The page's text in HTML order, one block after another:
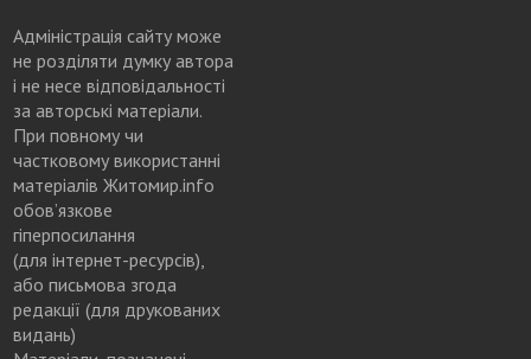
Адміністрація сайту може
не розділяти думку автора
і не несе відповідальності
за авторські матеріали.
При повному чи
частковому використанні
матеріалів Житомир.info
обов’язкове
гіперпосилання
(для інтернет-ресурсів),
або письмова згода
редакції (для друкованих
видань)